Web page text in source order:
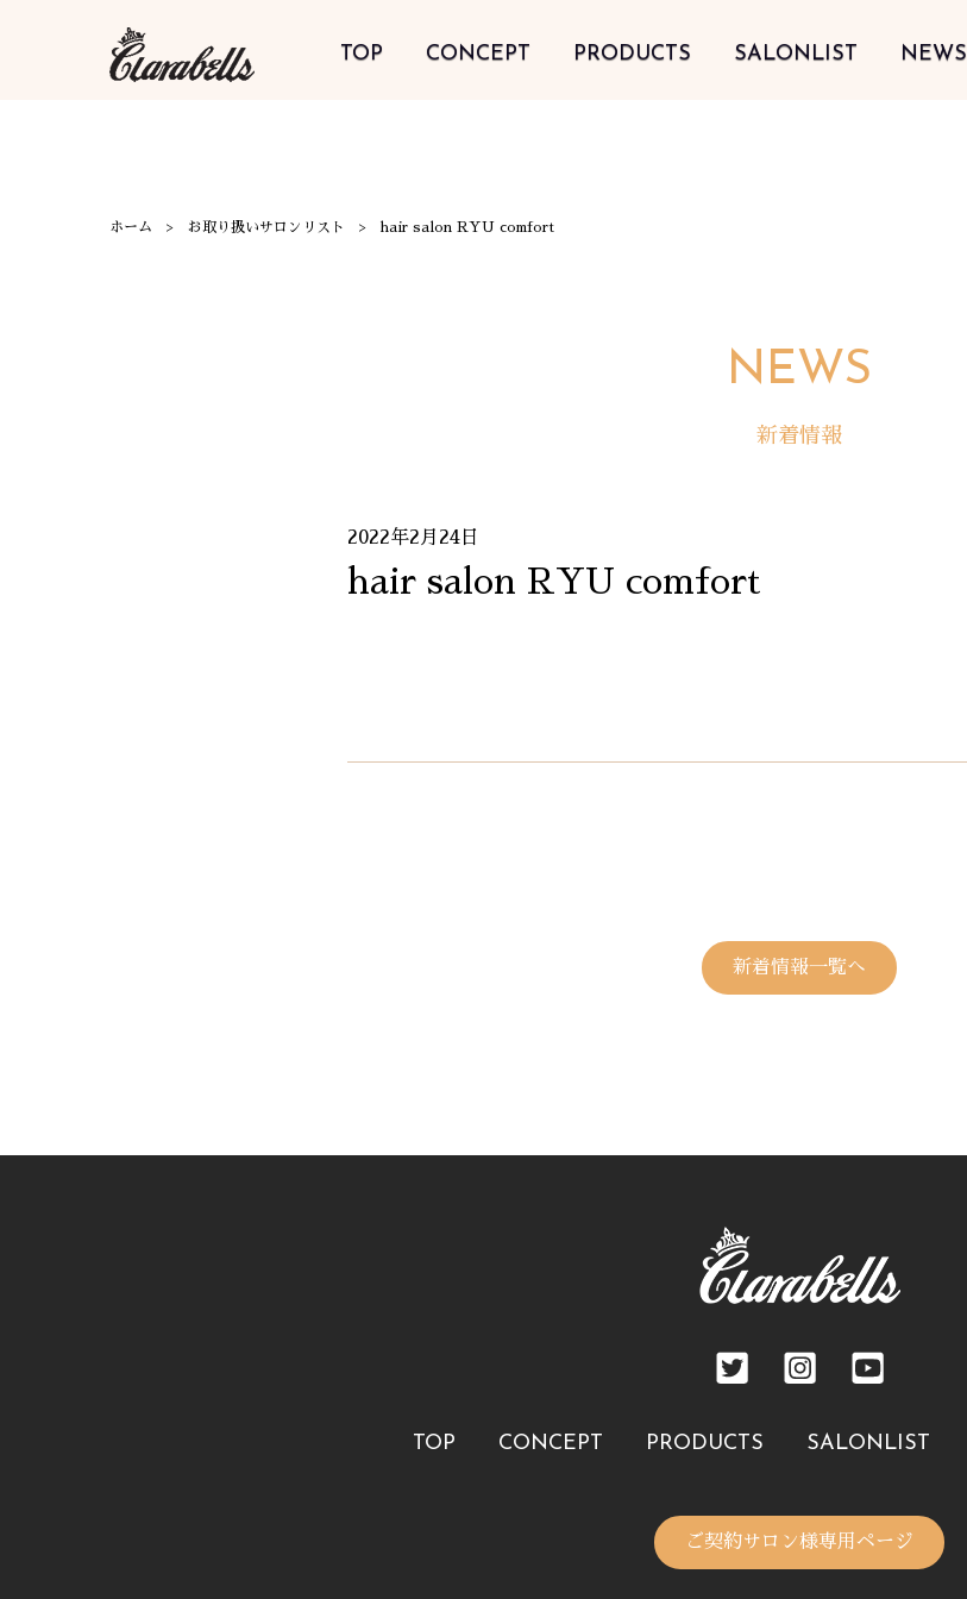
TOP CONCEPT PRODUCTS SALONLIST NEWS
ホーム お取り扱いサロンリスト hair salon RYU comfort
NEWS
新着情報
2022年2月24日
hair salon RYU comfort
新着情報一覧へ
TOP CONCEPT PRODUCTS SALONLIST
ご契約サロン様専用ページ